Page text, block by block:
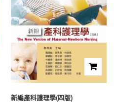
新編產科護理學(四版)